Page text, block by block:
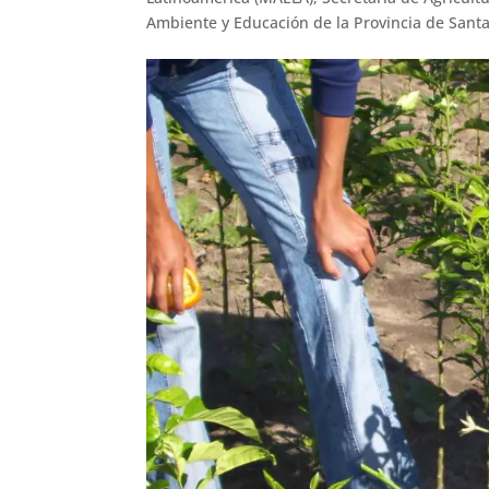
Ambiente y Educación de la Provincia de